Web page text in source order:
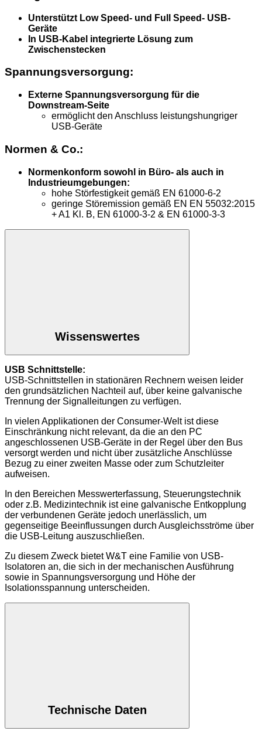
Unterstützt Low Speed- und Full Speed- USB-
Geräte
In USB-Kabel integrierte Lösung zum
Zwischenstecken
Spannungsversorgung:
Externe Spannungsversorgung für die
Downstream-Seite
ermöglicht den Anschluss leistungshungriger
USB-Geräte
Normen & Co.:
Normenkonform sowohl in Büro- als auch in
Industrieumgebungen:
hohe Störfestigkeit gemäß EN 61000-6-2
geringe Störemission gemäß EN EN 55032:2015
+ A1 Kl. B, EN 61000-3-2 & EN 61000-3-3
Wissenswertes
USB Schnittstelle:
USB-Schnittstellen in stationären Rechnern weisen leider
den grundsätzlichen Nachteil auf, über keine galvanische
Trennung der Signalleitungen zu verfügen.
In vielen Applikationen der Consumer-Welt ist diese
Einschränkung nicht relevant, da die an den PC
angeschlossenen USB-Geräte in der Regel über den Bus
versorgt werden und nicht über zusätzliche Anschlüsse
Bezug zu einer zweiten Masse oder zum Schutzleiter
aufweisen.
In den Bereichen Messwerterfassung, Steuerungstechnik
oder z.B. Medizintechnik ist eine galvanische Entkopplung
der verbundenen Geräte jedoch unerlässlich, um
gegenseitige Beeinflussungen durch Ausgleichsströme über
die USB-Leitung auszuschließen.
Zu diesem Zweck bietet W&T eine Familie von USB-
Isolatoren an, die sich in der mechanischen Ausführung
sowie in Spannungsversorgung und Höhe der
Isolationsspannung unterscheiden.
Technische Daten